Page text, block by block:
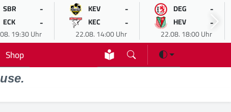
SBR -
ECK -
19:30 Uhr
KEV -
KEC -
22.08. 14:00 Uhr
DEG -
HEV -
22.08. 18:00 Uhr
Shop